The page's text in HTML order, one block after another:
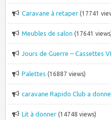
Caravane à retaper (17741
Meubles de salon (17641
Jours de Guerre – Cassettes
Palettes (16887 views)
caravane Rapido Club a
Lit à donner (14748 views)